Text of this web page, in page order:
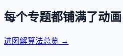
每个专题都铺满了动
进图解算法总览 →